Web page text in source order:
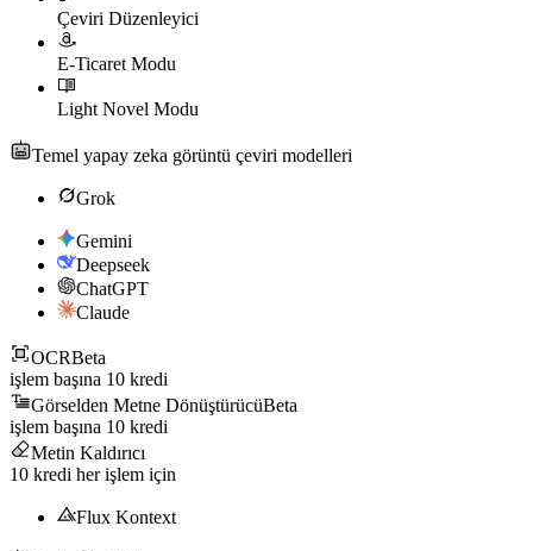
Çeviri Düzenleyici
E-Ticaret Modu
Light Novel Modu
Temel yapay zeka görüntü çeviri modelleri
Grok
Gemini
Deepseek
ChatGPT
Claude
OCRBeta
işlem başına 10 kredi
Görselden Metne DönüştürücüBeta
işlem başına 10 kredi
Metin Kaldırıcı
10 kredi her işlem için
Flux Kontext